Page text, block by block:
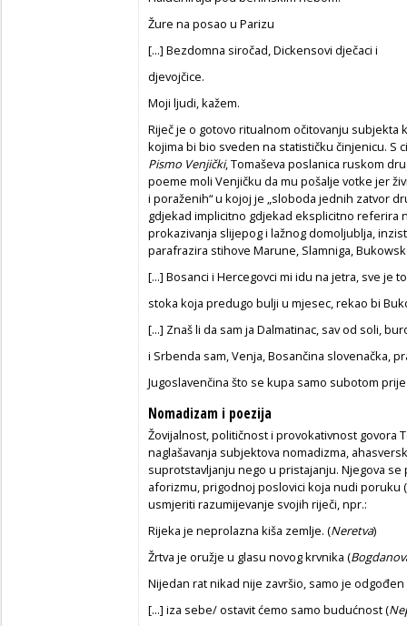
Žure na posao u Parizu
[...] Bezdomna siročad, Dickensovi dječaci i
djevojčice.
Moji ljudi, kažem.
Riječ je o gotovo ritualnom očitovanju
kojima bi bio sveden na statističku činjenicu. S
Pismo Venjički, Tomaševa poslanica ruskom
poeme moli Venjičku da mu pošalje votke jer
i poraženih“ u kojoj je „sloboda jednih zatvor
gdjekad implicitno gdjekad eksplicitno referira
prokazivanja slijepog i lažnog domoljublja,
parafrazira stihove Marune, Slamniga,
[...] Bosanci i Hercegovci mi idu na jetra, sve je
stoka koja predugo bulji u mjesec, rekao bi
[...] Znaš li da sam ja Dalmatinac, sav od soli,
i Srbenda sam, Venja, Bosančina slovenačka,
Jugoslavenčina što se kupa samo subotom
Nomadizam i poezija
Žovijalnost, političnost i provokativnost govora
naglašavanja subjektova nomadizma,
suprotstavljanju nego u pristajanju. Njegova
aforizmu, prigodnoj poslovici koja nudi poruku
usmjeriti razumijevanje svojih riječi, npr.:
Rijeka je neprolazna kiša zemlje. (Neretva)
Žrtva je oružje u glasu novog krvnika (
Nijedan rat nikad nije završio, samo je
[...] iza sebe/ ostavit ćemo samo budućnost (